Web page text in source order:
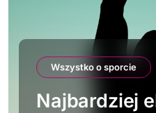
Wszystko o sporcie
Najbardziej